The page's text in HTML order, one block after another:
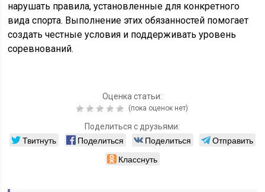
нарушать правила, установленные для конкретного
вида спорта. Выполнение этих обязанностей помогает
создать честные условия и поддерживать уровень
соревнований.
Оценка статьи:
(пока оценок нет)
Поделиться с друзьями:
Твитнуть Поделиться Поделиться
Отправить
Класснуть